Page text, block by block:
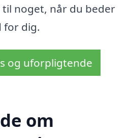
noget, når du beder
for dig.
og uforpligtende
om